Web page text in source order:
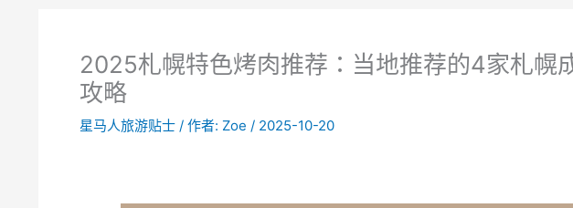
2025札幌特色烤肉推荐：当地推荐的4家札幌
攻略
星马人旅游贴士 / 作者: Zoe / 2025-10-20